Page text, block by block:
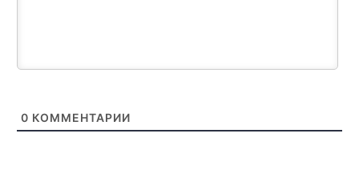
0 КОММЕНТАРИИ